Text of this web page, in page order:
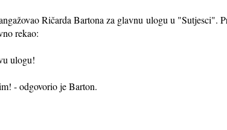
Ričarda Bartona za glavnu ulogu u "Sutjesci".
rekao:
ulogu!
- odgovorio je Barton.